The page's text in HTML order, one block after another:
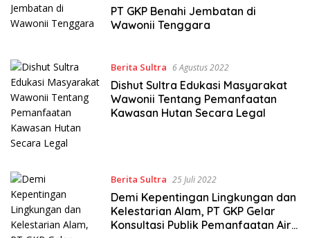
PT GKP Benahi Jembatan di
Wawonii Tenggara
Berita Sultra 6 Agustus 2022
Dishut Sultra Edukasi Masyarakat
Wawonii Tentang Pemanfaatan
Kawasan Hutan Secara Legal
Berita Sultra 25 Juli 2022
Demi Kepentingan Lingkungan dan
Kelestarian Alam, PT GKP Gelar
Konsultasi Publik Pemanfaatan Air